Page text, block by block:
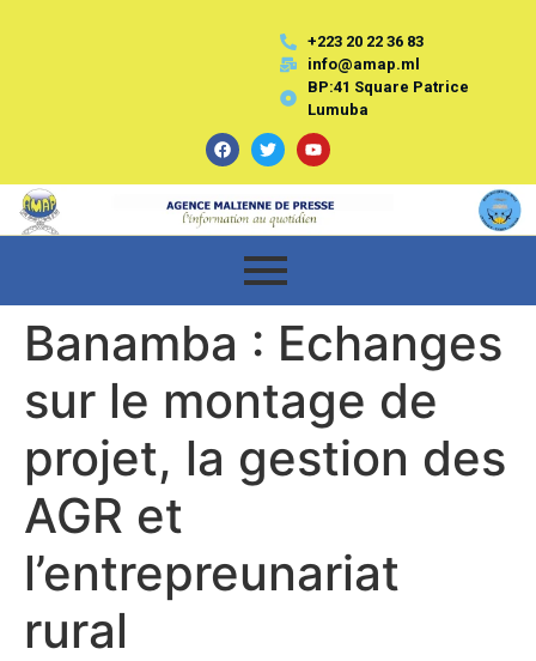
+223 20 22 36 83
info@amap.ml
BP:41 Square Patrice
Lumuba
Banamba : Echanges
sur le montage de
projet, la gestion des
AGR et
l’entrepreunariat
rural